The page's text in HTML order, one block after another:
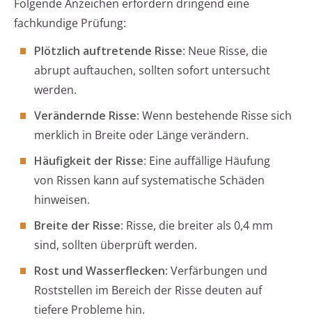
Folgende Anzeichen erfordern dringend eine
fachkundige Prüfung:
Plötzlich auftretende Risse: Neue Risse, die
abrupt auftauchen, sollten sofort untersucht
werden.
Verändernde Risse: Wenn bestehende Risse sich
merklich in Breite oder Länge verändern.
Häufigkeit der Risse: Eine auffällige Häufung
von Rissen kann auf systematische Schäden
hinweisen.
Breite der Risse: Risse, die breiter als 0,4 mm
sind, sollten überprüft werden.
Rost und Wasserflecken: Verfärbungen und
Roststellen im Bereich der Risse deuten auf
tiefere Probleme hin.